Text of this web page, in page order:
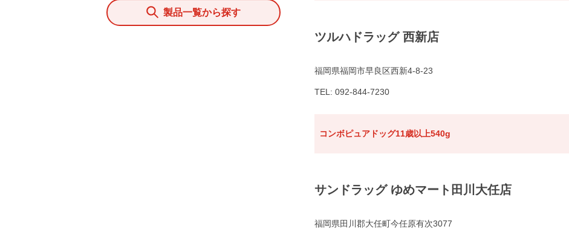
製品一覧から探す
ツルハドラッグ 西新店
福岡県福岡市早良区西新4-8-23
TEL: 092-844-7230
コンボピュアドッグ11歳以上540g
サンドラッグ ゆめマート田川大任店
福岡県田川郡大任町今任原有次3077